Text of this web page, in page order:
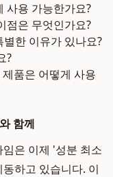
사용 가능한가요?
점은 무엇인가요?
한 이유가 있나요?
?
품은 어떻게 사용
함께
은 이제 '성분 최소
하고 있습니다. 이